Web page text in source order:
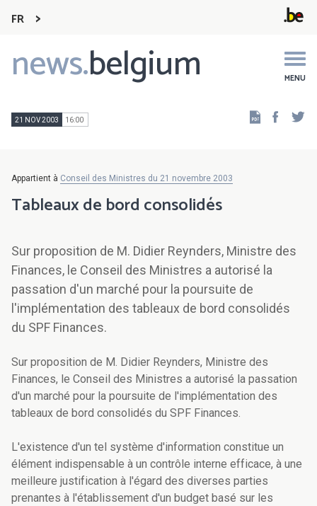
FR
news.belgium MENU
Main
navigation
21 NOV 2003 16:00
Appartient à Conseil des Ministres du 21 novembre 2003
Tableaux de bord consolidés
Sur proposition de M. Didier Reynders, Ministre des
Finances, le Conseil des Ministres a autorisé la
passation d'un marché pour la poursuite de
l'implémentation des tableaux de bord consolidés
du SPF Finances.
Sur proposition de M. Didier Reynders, Ministre des
Finances, le Conseil des Ministres a autorisé la passation
d'un marché pour la poursuite de l'implémentation des
tableaux de bord consolidés du SPF Finances.
L'existence d'un tel système d'information constitue un
élément indispensable à un contrôle interne efficace, à une
meilleure justification à l'égard des diverses parties
prenantes à l'établissement d'un budget basé sur les